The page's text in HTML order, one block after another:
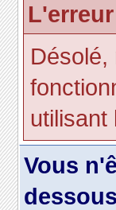
utilisant
Vous